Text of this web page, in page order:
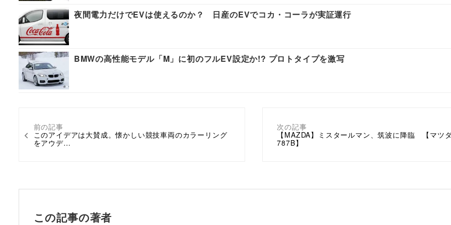
前の記事
このアイデアは大賛成。懐かしい競技車両のカラーリング
をアウデ…
次の記事
【MAZDA】ミスタールマン、筑波に降臨 【マツ
787B】
夜間電力だけでEVは使えるのか？ 日産のEVでコカ・コーラが実証運行
BMWの高性能モデル「M」に初のフルEV設定か!? プロトタイプを激写
この記事の著者